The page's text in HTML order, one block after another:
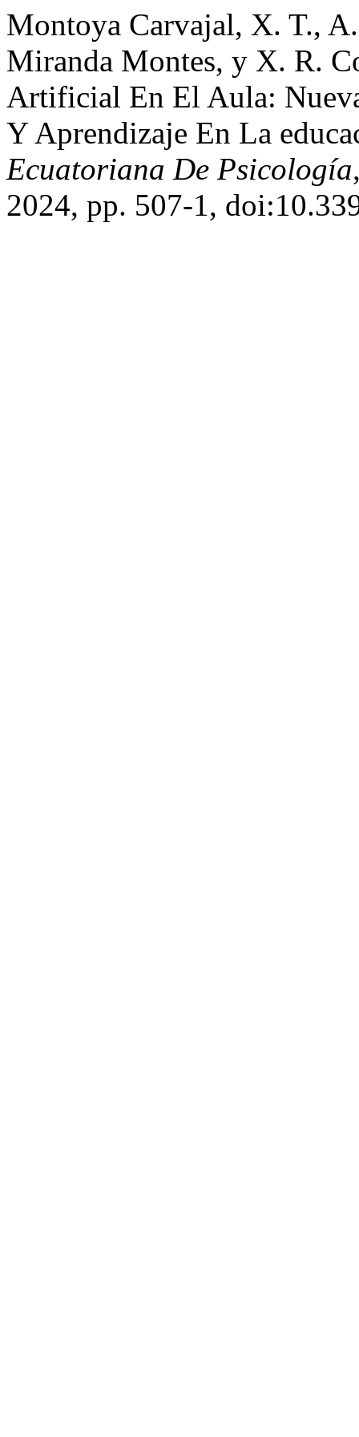
Montoya Carvajal, X. T.,
Miranda Montes, y X. R.
Artificial En El Aula:
Y Aprendizaje En La
Ecuatoriana De Psicología
2024, pp. 507-1,